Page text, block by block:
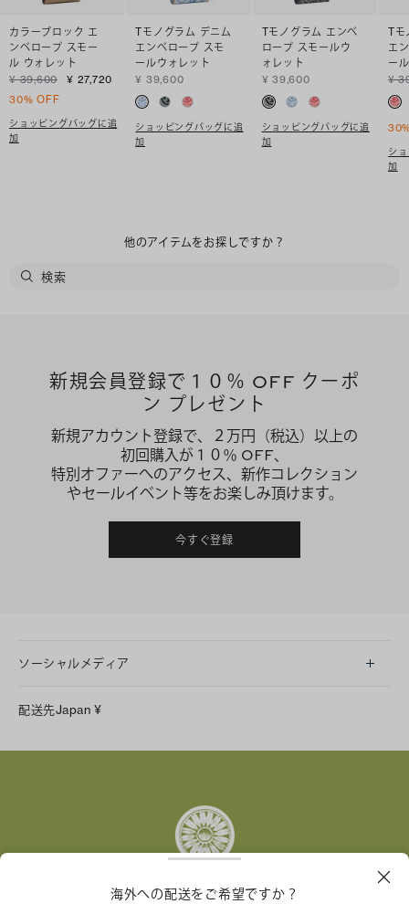
カラーブロック エ
ンベロープ スモー
ル ウォレット
¥ 39,600
¥ 27,720
30% OFF
ショッピングバッグに追
加
Tモノグラム デニム
エンベロープ スモ
ールウォレット
¥ 39,600
ショッピングバッグに追
加
Tモノグラム エンベ
ロープ スモールウ
ォレット
¥ 39,600
ショッピングバッグに追
加
Tモ
エ
ー
¥
シ
加
他のアイテムをお探しですか？
新規会員登録で１０％ OFF クーポ
ン プレゼント
新規アカウント登録で、２万円（税込）以上の
初回購入が１０％ OFF、
特別オファーへのアクセス、新作コレクション
やセールイベント等をお楽しみ頂けます。
今すぐ登録
ソーシャルメディア
Facebook
配送先Japan ¥
海外への配送をご希望ですか？